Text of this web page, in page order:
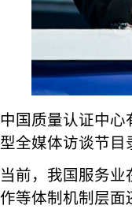
中国质量认证中心
型全媒体访谈节
当前，我国服务
作等体制机制层面